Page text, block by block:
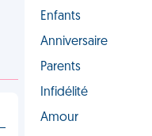
Enfants
Anniversaire
Parents
Infidélité
Amour